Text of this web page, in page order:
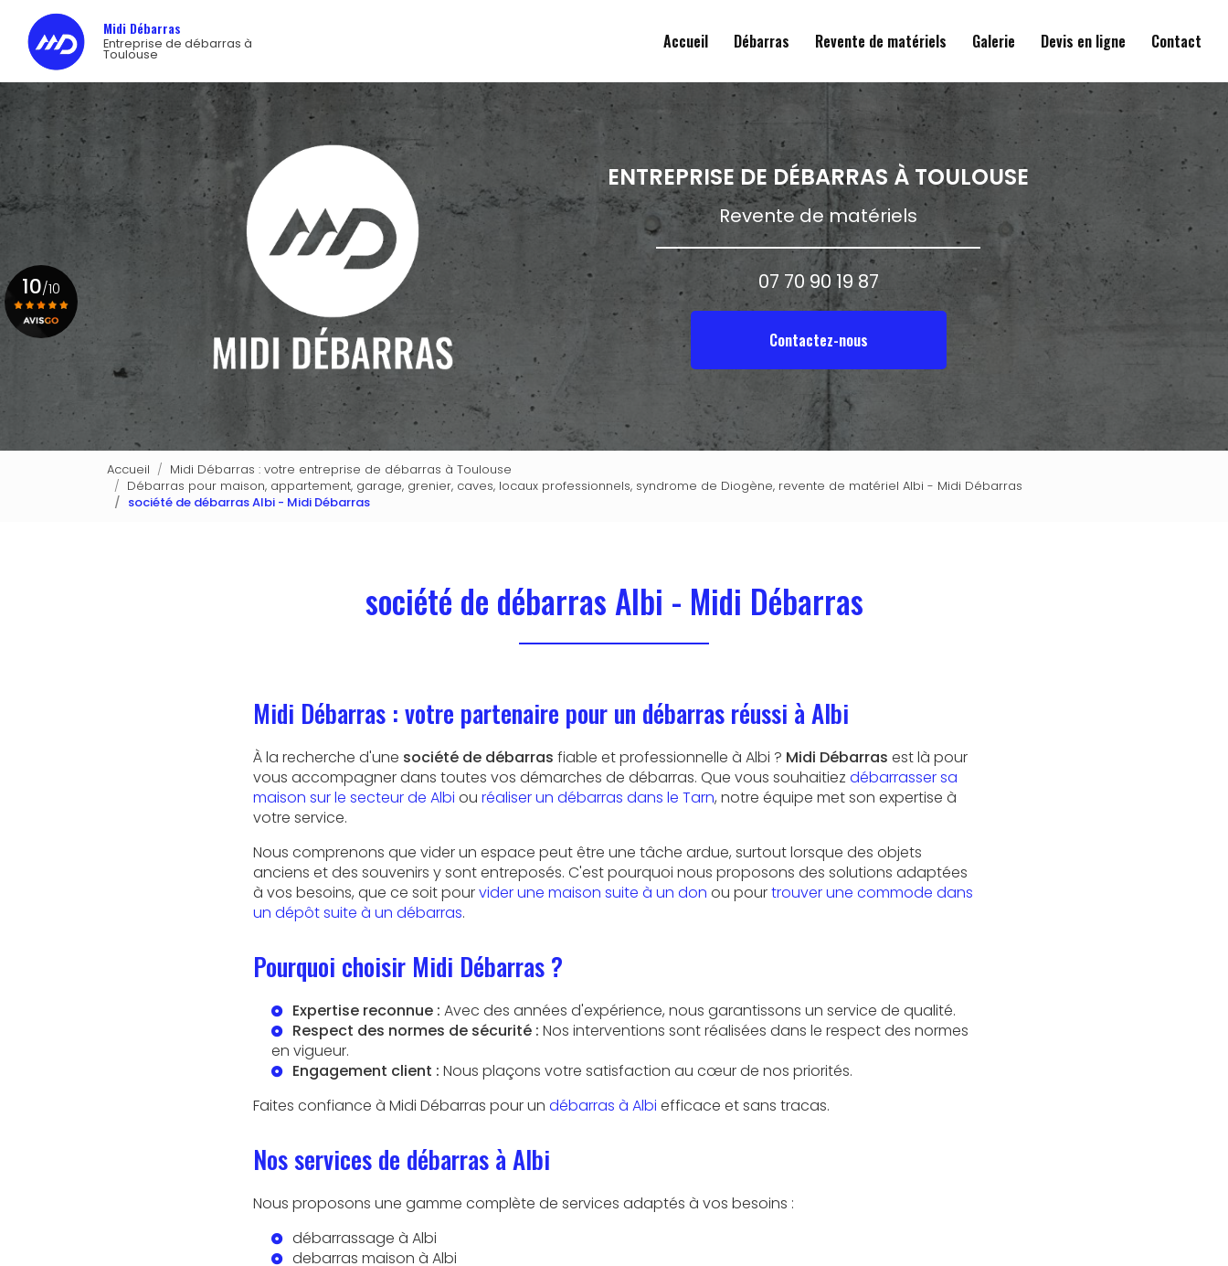
contenu
principal
Midi Débarras
Entreprise de débarras à
Toulouse
Accueil
Débarras Revente de matériels Galerie Devis en ligne Contact
ENTREPRISE DE DÉBARRAS À TOULOUSE
Revente de matériels
07 70 90 19 87
Contactez-nous
10/10
Voir le certificat
Accueil
Midi Débarras : votre entreprise de débarras à Toulouse
Débarras pour maison, appartement, garage, grenier, caves, locaux professionnels, syndrome de Diogène, revente de matériel Albi - Midi Débarras
société de débarras Albi - Midi Débarras
société de débarras Albi - Midi Débarras
Midi Débarras : votre partenaire pour un débarras réussi à Albi
À la recherche d'une société de débarras fiable et professionnelle à Albi ? Midi Débarras est là pour
vous accompagner dans toutes vos démarches de débarras. Que vous souhaitiez débarrasser sa
maison sur le secteur de Albi ou réaliser un débarras dans le Tarn, notre équipe met son expertise à
votre service.
Nous comprenons que vider un espace peut être une tâche ardue, surtout lorsque des objets
anciens et des souvenirs y sont entreposés. C'est pourquoi nous proposons des solutions adaptées
à vos besoins, que ce soit pourvider une maison suite à un don ou pourtrouver une commode dans
un dépôt suite à un débarras.
Pourquoi choisir Midi Débarras ?
Expertise reconnue : Avec des années d'expérience, nous garantissons un service de qualité.
Respect des normes de sécurité : Nos interventions sont réalisées dans le respect des normes
en vigueur.
Engagement client : Nous plaçons votre satisfaction au cœur de nos priorités.
Faites confiance à Midi Débarras pour un débarras à Albi efficace et sans tracas.
Nos services de débarras à Albi
Nous proposons une gamme complète de services adaptés à vos besoins :
débarrassage à Albi
debarras maison à Albi